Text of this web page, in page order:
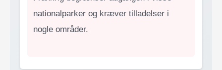
nationalparker og kræver tilladelser i
nogle områder.